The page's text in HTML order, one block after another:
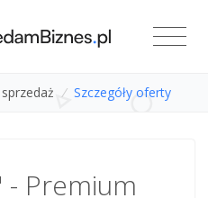
/ Szczegóły oferty
- Premium